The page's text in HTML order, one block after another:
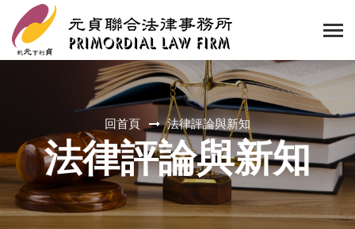
回首頁 法律評論與新知
法律評論與新知